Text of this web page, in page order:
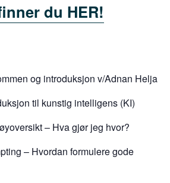
du HER!
og introduksjon v/Adnan Helja
til kunstig intelligens (KI)
– Hva gjør jeg hvor?
– Hvordan formulere gode